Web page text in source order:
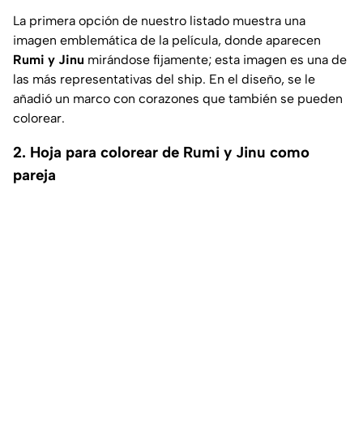
La primera opción de nuestro listado muestra una
imagen emblemática de la película, donde aparecen
Rumi y Jinu mirándose fijamente; esta imagen es una de
las más representativas del ship. En el diseño, se le
añadió un marco con corazones que también se pueden
colorear.
2. Hoja para colorear de Rumi y Jinu como
pareja